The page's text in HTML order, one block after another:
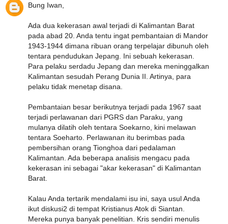
Bung Iwan,
Ada dua kekerasan awal terjadi di Kalimantan Barat
pada abad 20. Anda tentu ingat pembantaian di Mandor
1943-1944 dimana ribuan orang terpelajar dibunuh oleh
tentara pendudukan Jepang. Ini sebuah kekerasan.
Para pelaku serdadu Jepang dan mereka meninggalkan
Kalimantan sesudah Perang Dunia II. Artinya, para
pelaku tidak menetap disana.
Pembantaian besar berikutnya terjadi pada 1967 saat
terjadi perlawanan dari PGRS dan Paraku, yang
mulanya dilatih oleh tentara Soekarno, kini melawan
tentara Soeharto. Perlawanan itu berimbas pada
pembersihan orang Tionghoa dari pedalaman
Kalimantan. Ada beberapa analisis mengacu pada
kekerasan ini sebagai "akar kekerasan" di Kalimantan
Barat.
Kalau Anda tertarik mendalami isu ini, saya usul Anda
ikut diskusi2 di tempat Kristianus Atok di Siantan.
Mereka punya banyak penelitian. Kris sendiri menulis